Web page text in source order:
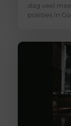
dag veel
posities in